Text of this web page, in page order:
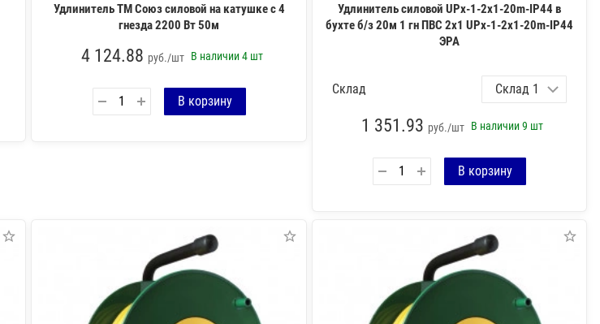
Удлинитель ТМ Союз силовой на катушке с 4
гнезда 2200 Вт 50м
4 124.88 руб./шт В наличии4 шт
Удлинитель силовой UPx-1-2x1-20m-IP44 в
бухте б/з 20м 1 гн ПВС 2х1 UPx-1-2x1-20m-IP44
ЭРА
Склад
1 351.93 руб./шт В наличии9 шт